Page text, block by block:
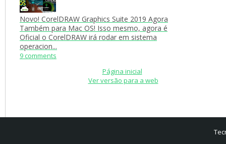
Novo! CorelDRAW Graphics Suite 2019 Agora
Também para Mac OS! Isso mesmo, agora é
Oficial o CorelDRAW irá rodar em sistema
operacion...
9 comments
Página inicial
Ver versão para a web